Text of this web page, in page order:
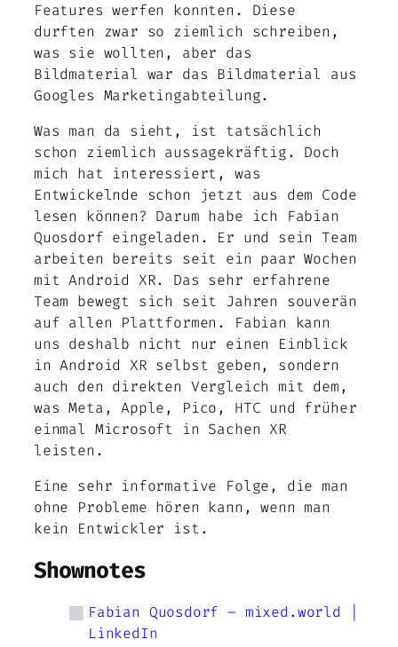
Features werfen konnten. Diese
durften zwar so ziemlich schreiben,
was sie wollten, aber das
Bildmaterial war das Bildmaterial aus
Googles Marketingabteilung.
Was man da sieht, ist tatsächlich
schon ziemlich aussagekräftig. Doch
mich hat interessiert, was
Entwickelnde schon jetzt aus dem Code
lesen können? Darum habe ich Fabian
Quosdorf eingeladen. Er und sein Team
arbeiten bereits seit ein paar Wochen
mit Android XR. Das sehr erfahrene
Team bewegt sich seit Jahren souverän
auf allen Plattformen. Fabian kann
uns deshalb nicht nur einen Einblick
in Android XR selbst geben, sondern
auch den direkten Vergleich mit dem,
was Meta, Apple, Pico, HTC und früher
einmal Microsoft in Sachen XR
leisten.
Eine sehr informative Folge, die man
ohne Probleme hören kann, wenn man
kein Entwickler ist.
Shownotes
Fabian Quosdorf – mixed.world |
LinkedIn